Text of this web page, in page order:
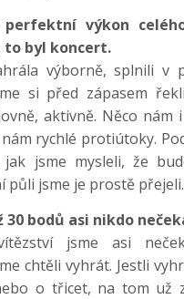
perfektní výkon
byl koncert.
výborně, splnili v
si před zápasem
aktivně. Něco nám
rychlé protiútoky.
jsme mysleli, že
půli jsme je prostě přejeli.
30 bodů asi nikdo
jsme asi
chtěli vyhrát. Jestli
o třicet, na tom už